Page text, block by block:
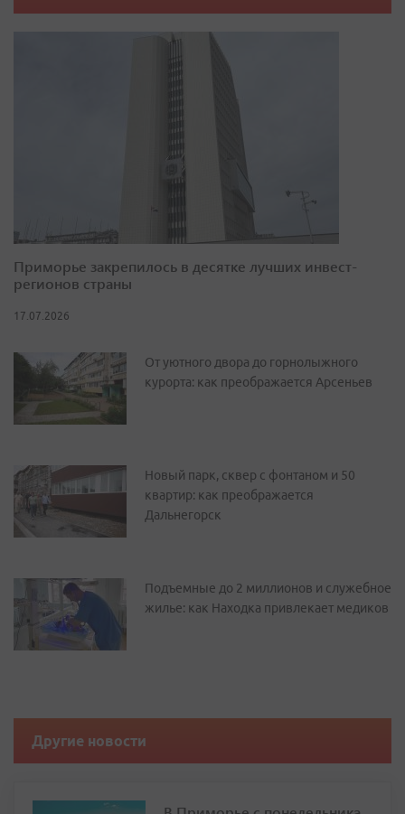
Приморье закрепилось в десятке лучших инвест-
регионов страны
17.07.2026
От уютного двора до горнолыжного
курорта: как преображается Арсеньев
Новый парк, сквер с фонтаном и 50
квартир: как преображается
Дальнегорск
Подъемные до 2 миллионов и служебное
жилье: как Находка привлекает медиков
Другие новости